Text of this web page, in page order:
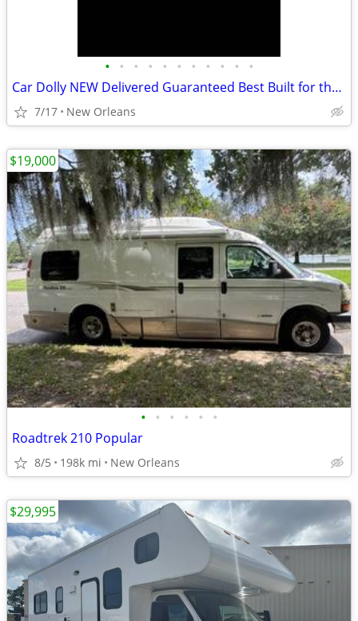
• • • • • • • • • • •
Car Dolly NEW Delivered Guaranteed Best Built for the Money in U.S.!
7/17 New Orleans
• • • • • •
Roadtrek 210 Popular
8/5 198k mi New Orleans
$19,000
$29,995